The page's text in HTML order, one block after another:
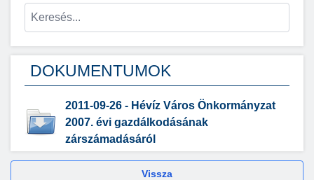
DOKUMENTUMOK
2011-09-26 - Hévíz Város Önkormányzat
2007. évi gazdálkodásának
zárszámadásáról
Vissza